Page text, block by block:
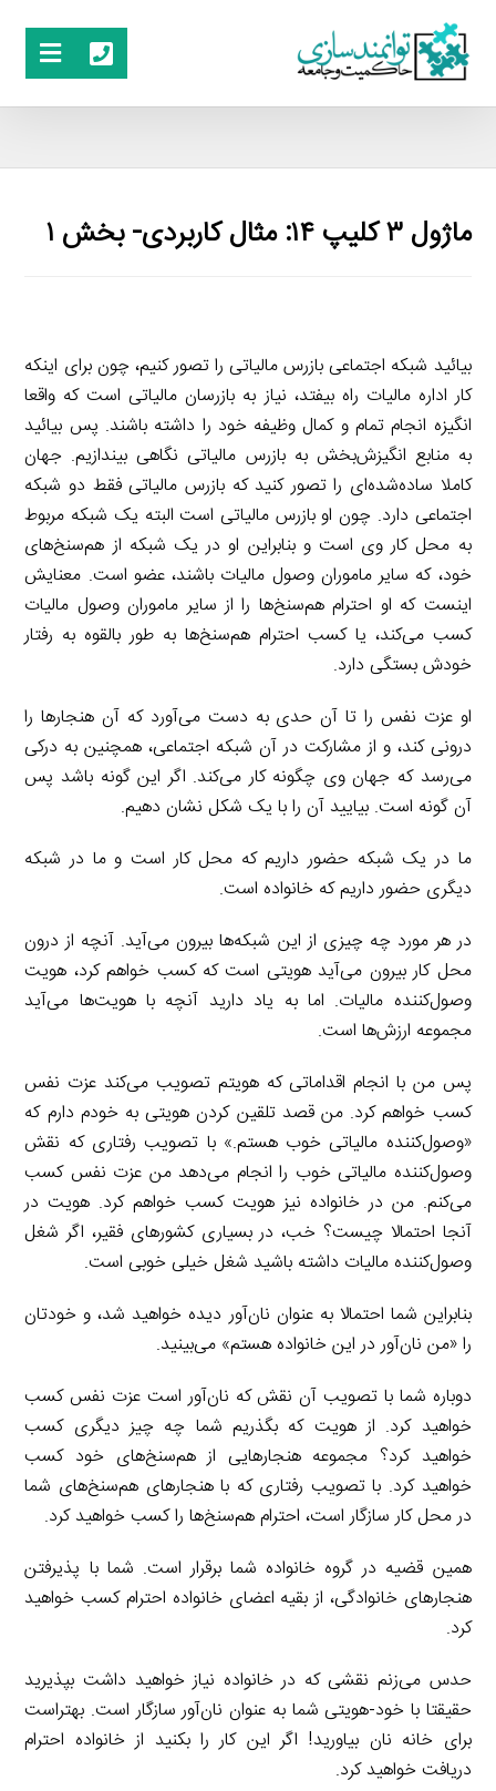
ماژول ۳ کلیپ ۱۴: مثال کاربردی- بخش ۱
بیائید شبکه اجتماعی بازرس مالیاتی را تصور کنیم، چون برای اینکه
کار اداره مالیات راه بیفتد، نیاز به بازرسان مالیاتی است که واقعا
انگیزه انجام تمام و کمال وظیفه خود را داشته باشند. پس بیائید
به منابع انگیزش‌بخش به بازرس مالیاتی نگاهی بیندازیم. جهان
کاملا ساده‌شده‌‌ای را تصور کنید که بازرس مالیاتی فقط دو شبکه
اجتماعی دارد. چون او بازرس مالیاتی است البته یک شبکه مربوط
به محل کار وی است و بنابراین او در یک شبکه از هم‌سنخ‌های
خود، که سایر ماموران وصول مالیات باشند، عضو است. معنایش
اینست که او احترام هم‌سنخ‌ها را از سایر ماموران وصول مالیات
کسب می‌کند، یا کسب احترام هم‌سنخ‌ها به طور بالقوه به رفتار
خودش بستگی دارد.
او عزت نفس را تا آن حدی به دست می‌آورد که آن هنجارها را
درونی کند، و از مشارکت در آن شبکه اجتماعی، همچنین به درکی
می‌رسد که جهان وی چگونه کار می‌کند. اگر این گونه باشد پس
آن گونه است. بیایید آن را با یک شکل نشان دهیم.
ما در یک شبکه حضور داریم که محل کار است و ما در شبکه
دیگری حضور داریم که خانواده است.
در هر مورد چه چیزی از این شبکه‌ها بیرون می‌آید. آنچه از درون
محل کار بیرون می‌آید هویتی است که کسب خواهم کرد، هویت
وصول‌کننده مالیات. اما به یاد دارید آنچه با هویت‌ها می‌آید
مجموعه ارزش‌ها است.
پس من با انجام اقداماتی که هویتم تصویب می‌کند عزت نفس
کسب خواهم کرد. من قصد تلقین کردن هویتی به خودم دارم که
«وصول‌کننده مالیاتی خوب هستم.» با تصویب رفتاری که نقش
وصول‌کننده مالیاتی خوب را انجام می‌دهد من عزت نفس کسب
می‌کنم. من در خانواده نیز هویت کسب خواهم کرد. هویت در
آنجا احتمالا چیست؟ خب، در بسیاری کشورهای فقیر، اگر شغل
وصول‌کننده مالیات داشته باشید شغل خیلی خوبی است.
بنابراین شما احتمالا به عنوان نان‌آور دیده خواهید شد، و خودتان
را «من نان‌آور در این خانواده هستم» می‌بینید.
دوباره شما با تصویب آن نقش که نان‌آور است عزت نفس کسب
خواهید کرد. از هویت که بگذریم شما چه چیز دیگری کسب
خواهید کرد؟ مجموعه هنجارهایی از هم‌سنخ‌های خود کسب
خواهید کرد. با تصویب رفتاری که با هنجارهای هم‌سنخ‌های شما
در محل کار سازگار است، احترام هم‌سنخ‌ها را کسب خواهید کرد.
همین قضیه در گروه خانواده شما برقرار است. شما با پذیرفتن
هنجارهای خانوادگی، از بقیه اعضای خانواده احترام کسب خواهید
کرد.
حدس می‌زنم نقشی که در خانواده نیاز خواهید داشت بپذیرید
حقیقتا با خود-هویتی شما به عنوان نان‌آور سازگار است. بهتراست
برای خانه نان بیاورید! اگر این کار را بکنید از خانواده احترام
دریافت خواهید کرد.